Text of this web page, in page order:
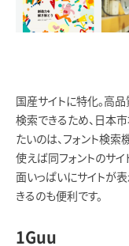
国産サイトに特化。高
検索できるため、日本
たいのは、フォント検索
使えば同フォントのサイ
面いっぱいにサイトが
きるのも便利です。
1Guu